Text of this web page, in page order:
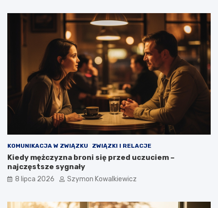
KOMUNIKACJA W ZWIĄZKU ZWIĄZKI I RELACJE
Kiedy mężczyzna broni się przed uczuciem –
najczęstsze sygnały
8 lipca 2026 Szymon Kowalkiewicz